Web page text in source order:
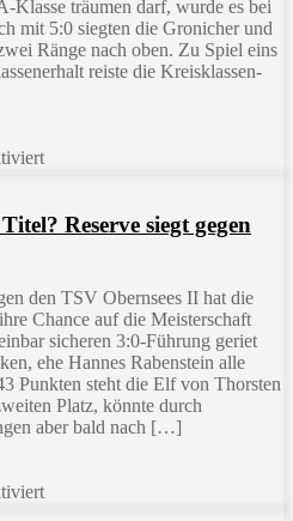
Klasse träumen darf, wurde es bei
mit 5:0 siegten die Gronicher und
Ränge nach oben. Zu Spiel eins
reiste die Kreisklassen-
Reserve siegt gegen
den TSV Obernsees II hat die
Chance auf die Meisterschaft
sicheren 3:0-Führung geriet
ehe Hannes Rabenstein alle
Punkten steht die Elf von Thorsten
Platz, könnte durch
aber bald nach […]